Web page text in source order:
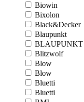
Biowin
Bixolon
Black&Decker
Blaupunkt
BLAUPUNKT
Blitzwolf
Blow
Blow
Bluetti
Bluetti